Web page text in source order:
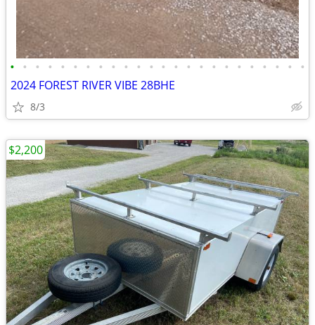
• • • • • • • • • • • • • • • • • • • • • • • •
2024 FOREST RIVER VIBE 28BHE
8/3
$2,200